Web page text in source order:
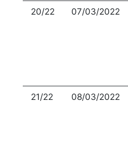
20/22 07/03/2022
21/22 08/03/2022